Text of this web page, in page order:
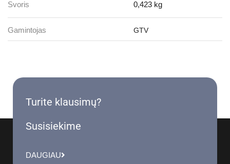
Svoris 0,423 kg
Gamintojas GTV
Turite klausimų?
Susisiekime
DAUGIAU